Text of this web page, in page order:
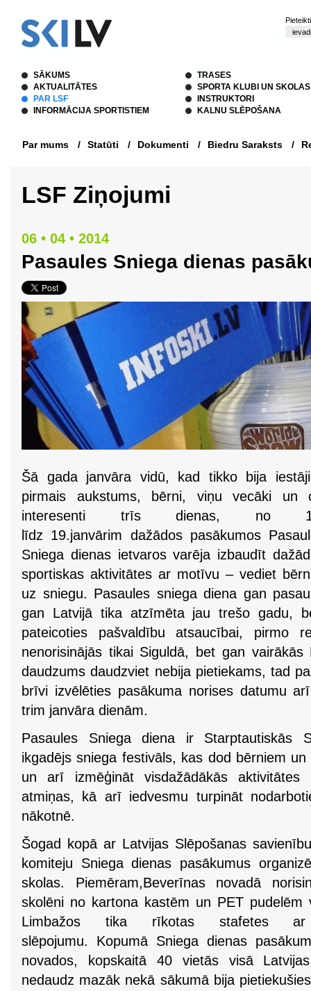
SĀKUMS
AKTUALITĀTES
PAR LSF
INFORMĀCIJA SPORTISTIEM
TRASES
SPORTA KLUBI UN SKOLAS
INSTRUKTORI
KALNU SLĒPOŠANA
Par mums / Statūti / Dokumenti / Biedru Saraksts /
LSF Ziņojumi
06 • 04 • 2014
Pasaules Sniega dienas
Šā gada janvāra vidū, kad tikko bija
pirmais aukstums, bērni, viņu vecāki un
interesenti trīs dienas, no
līdz 19.janvārim dažādos pasākumos
Sniega dienas ietvaros varēja izbaudīt
sportiskas aktivitātes ar motīvu – vediet
uz sniegu. Pasaules sniega diena gan
gan Latvijā tika atzīmēta jau trešo gadu,
pateicoties pašvaldību atsaucībai, pirmo
nenorisinājās tikai Siguldā, bet gan
daudzums daudzviet nebija pietiekams, tad
brīvi izvēlēties pasākuma norises datumu
trim janvāra dienām.
Pasaules Sniega diena ir Starptautiskās
ikgadējs sniega festivāls, kas dod bērniem
un arī izmēģināt visdažādākās
atmiņas, kā arī iedvesmu turpināt
nākotnē.
Šogad kopā ar Latvijas Slēpošanas
komiteju Sniega dienas pasākumus
skolas. Piemēram,Beverīnas novadā
skolēni no kartona kastēm un PET pudelēm
Limbažos tika rīkotas stafetes
slēpojumu. Kopumā Sniega dienas
novados, kopskaitā 40 vietās visā
nedaudz mazāk nekā sākumā bija